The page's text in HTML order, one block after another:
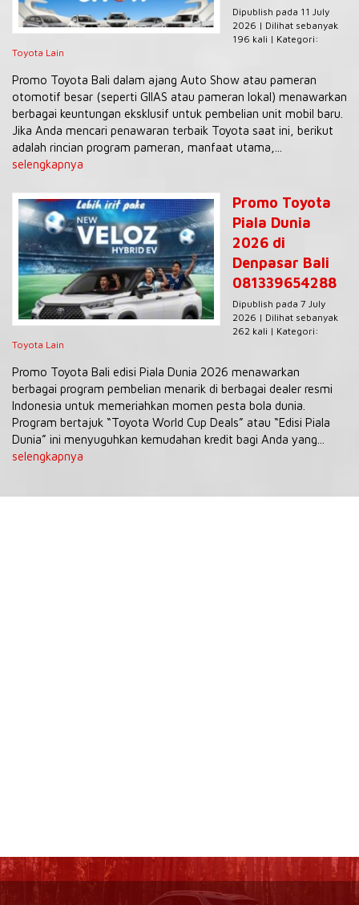
Dipublish pada 11 July
2026 | Dilihat sebanyak
196 kali | Kategori:
Toyota Lain
Promo Toyota Bali dalam ajang Auto Show atau pameran
otomotif besar (seperti GIIAS atau pameran lokal) menawarkan
berbagai keuntungan eksklusif untuk pembelian unit mobil baru.
Jika Anda mencari penawaran terbaik Toyota saat ini, berikut
adalah rincian program pameran, manfaat utama,...
selengkapnya
Promo Toyota
Piala Dunia
2026 di
Denpasar Bali
081339654288
Dipublish pada 7 July
2026 | Dilihat sebanyak
262 kali | Kategori:
Toyota Lain
Promo Toyota Bali edisi Piala Dunia 2026 menawarkan
berbagai program pembelian menarik di berbagai dealer resmi
Indonesia untuk memeriahkan momen pesta bola dunia.
Program bertajuk “Toyota World Cup Deals” atau “Edisi Piala
Dunia” ini menyuguhkan kemudahan kredit bagi Anda yang...
selengkapnya